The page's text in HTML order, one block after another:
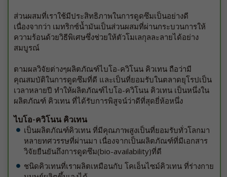
ส่วนผสมที่เราใช้มีประสิทธิภาพในการดูดซึมเป็นอย่างดี
เนื่องจากว่า เมทริกซ์น้ำมันเป็นส่วนผสมที่ผ่านกระบวนการให้
ความร้อนด้วยวิธีพิเศษซึ่งช่วยให้ตัวโมเลกุลละลายได้อย่าง
สมบูรณ์
ตามผลวิจัยต่างๆผลิตภัณฑ์ไบโอ-ควิโนน คิวเทน ถือว่ามี
คุณสมบัติในการดูดซึมที่ดี และเป็นที่ยอมรับในตลาดยุโรปเป็น
เวลาหลายปี ทำให้ผลิตภัณฑ์ไบโอ-ควิโนน คิวเทน เป็นหนึ่งใน
ผลิตภัณฑ์ คิวเทน ที่ได้รับการพิสูจน์ว่าดีที่สุดยี่ห้อหนึ่ง
ไบโอ-ควิโนน คิวเทน
เป็นผลิตภัณฑ์คิวเทน ที่มีคุณภาพสูงเป็นที่ยอมรับทั่วโลกมา
หลายทศวรรษที่ผ่านมา เนื่องจากเป็นผลิตภัณฑ์ที่มีเอกสาร
วิจัยยืนยันถึงการดูดซึม(bio-availability)ที่ดี
ชนิดคิวเทนที่เราผลิตเหมือนกับ โคเอ็นไซม์คิวเทน ที่ร่างกาย